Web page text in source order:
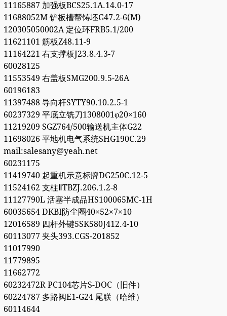
11165887 加强板BCS25.1A.14.0-17
11688052M 铲板槽帮铸坯G47.2-6(M)
120305050002A 定位环FRB5.1/200
11621101 筋板Z48.11-9
11164221 右支撑板J23.8.4.3-7
60028125
11553549 右盖板SMG200.9.5-26A
60196183
11397488 导向杆SYTY90.10.2.5-1
60237329 平底立铣刀1308001φ20×160
11219209 SGZ764/500输送机主体G22
11698026 平地机电气系统SHG190C.29
mail:salesany@yeah.net
60231175
11419740 起重机示意标牌DG250C.12-5
11524162 支柱ⅡTBZJ.206.1.2-8
11127790L 活塞半成品HS100065MC-1H
60035654 DKBI防尘圈40×52×7×10
12016589 四杆外键5SK580J412.4-10
60113077 夹头393.CGS-201852
11017990
11779895
11662772
60232472R PC104芯片S-DOC（旧件）
60224787 多路阀E1-G24 尾联（哈维）
60114644